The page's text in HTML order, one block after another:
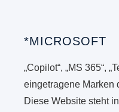
*MICROSOFT
„Copilot“, „MS 365“,
eingetragene Marken
Diese Website steht